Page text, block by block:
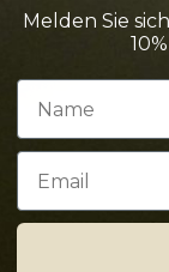
Melden Sie
Email